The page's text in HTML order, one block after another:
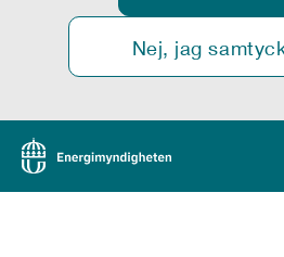
Nej, jag